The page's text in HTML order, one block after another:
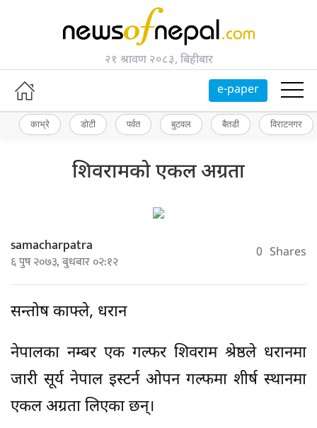
२१ श्रावण २०८३, बिहीबार
e-paper
काभ्रे डोटी पर्वत बुटवल बैतडी विराटनगर
शिवरामको एकल अग्रता
samacharpatra
६ पुष २०७३, बुधबार ०२:१२ 0 Shares
सन्तोष काफ्ले, धरान
नेपालका नम्बर एक गल्फर शिवराम श्रेष्ठले धरानमा
जारी सूर्य नेपाल इस्टर्न ओपन गल्फमा शीर्ष स्थानमा
एकल अग्रता लिएका छन्।